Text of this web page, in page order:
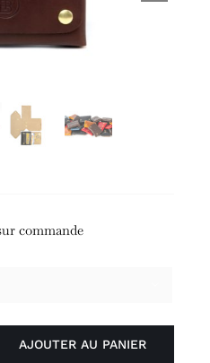
commande
AJOUTER AU PANIER